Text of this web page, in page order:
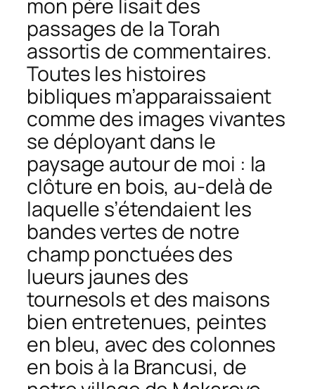
mon père lisait des
passages de la Torah
assortis de commentaires.
Toutes les histoires
bibliques m’apparaissaient
comme des images vivantes
se déployant dans le
paysage autour de moi : la
clôture en bois, au-delà de
laquelle s’étendaient les
bandes vertes de notre
champ ponctuées des
lueurs jaunes des
tournesols et des maisons
bien entretenues, peintes
en bleu, avec des colonnes
en bois à la Brancusi, de